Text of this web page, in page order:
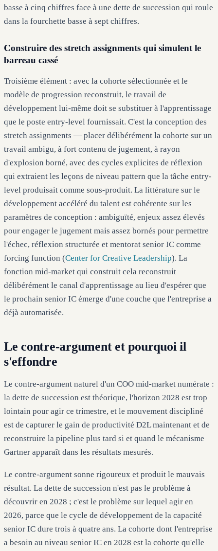
basse à cinq chiffres face à une dette de succession qui roule
dans la fourchette basse à sept chiffres.
Construire des stretch assignments qui simulent le
barreau cassé
Troisième élément : avec la cohorte sélectionnée et le
modèle de progression reconstruit, le travail de
développement lui-même doit se substituer à l'apprentissage
que le poste entry-level fournissait. C'est la conception des
stretch assignments — placer délibérément la cohorte sur un
travail ambigu, à fort contenu de jugement, à rayon
d'explosion borné, avec des cycles explicites de réflexion
qui extraient les leçons de niveau pattern que la tâche entry-
level produisait comme sous-produit. La littérature sur le
développement accéléré du talent est cohérente sur les
paramètres de conception : ambiguïté, enjeux assez élevés
pour engager le jugement mais assez bornés pour permettre
l'échec, réflexion structurée et mentorat senior IC comme
forcing function (Center for Creative Leadership). La
fonction mid-market qui construit cela reconstruit
délibérément le canal d'apprentissage au lieu d'espérer que
le prochain senior IC émerge d'une couche que l'entreprise a
déjà automatisée.
Le contre-argument et pourquoi il
s'effondre
Le contre-argument naturel d'un COO mid-market numérate :
la dette de succession est théorique, l'horizon 2028 est trop
lointain pour agir ce trimestre, et le mouvement discipliné
est de capturer le gain de productivité D2L maintenant et de
reconstruire la pipeline plus tard si et quand le mécanisme
Gartner apparaît dans les résultats mesurés.
Le contre-argument sonne rigoureux et produit le mauvais
résultat. La dette de succession n'est pas le problème à
découvrir en 2028 ; c'est le problème sur lequel agir en
2026, parce que le cycle de développement de la capacité
senior IC dure trois à quatre ans. La cohorte dont l'entreprise
a besoin au niveau senior IC en 2028 est la cohorte qu'elle